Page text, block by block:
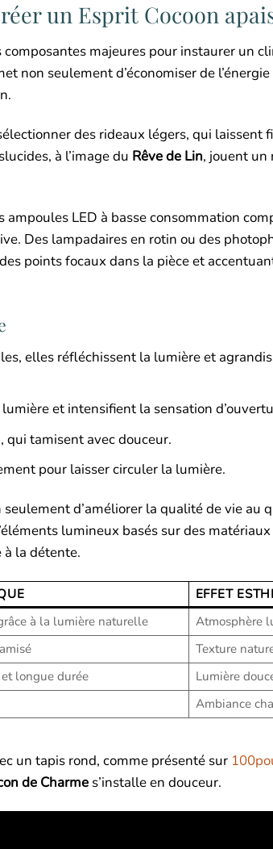
un Esprit Cocoon
majeures pour instaurer un
non seulement d’économiser de
des rideaux légers, qui
à l’image du Rêve de Lin, jouent un
LED à basse consommation
Des lampadaires en rotin ou des
points focaux dans la pièce et
elles réfléchissent la lumière et
et intensifient la sensation
qui tamisent avec douceur.
pour laisser circuler la lumière.
d’améliorer la qualité de vie au
lumineux basés sur des
à la détente.
EFFET
à la lumière naturelle
Atmosphère
Texture
longue durée
Lumière
Ambiance
un tapis rond, comme présenté sur
de Charme s’installe en douceur.